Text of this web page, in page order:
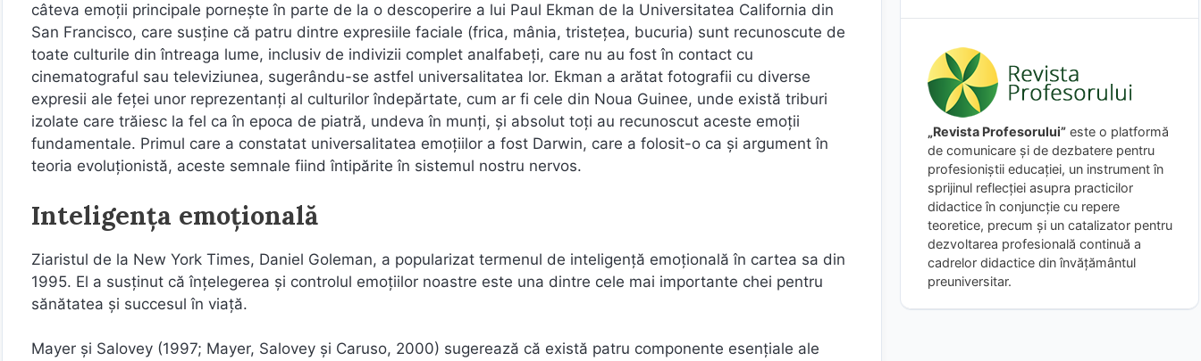
câteva emoții principale pornește în parte de la o descoperire a lui Paul Ekman de la Universitatea California din
San Francisco, care susține că patru dintre expresiile faciale (frica, mânia, tristețea, bucuria) sunt recunoscute de
toate culturile din întreaga lume, inclusiv de indivizii complet analfabeți, care nu au fost în contact cu
cinematograful sau televiziunea, sugerându-se astfel universalitatea lor. Ekman a arătat fotografii cu diverse
expresii ale feței unor reprezentanți al culturilor îndepărtate, cum ar fi cele din Noua Guinee, unde există triburi
izolate care trăiesc la fel ca în epoca de piatră, undeva în munți, și absolut toți au recunoscut aceste emoții
fundamentale. Primul care a constatat universalitatea emoțiilor a fost Darwin, care a folosit-o ca și argument în
teoria evoluționistă, aceste semnale fiind întipărite în sistemul nostru nervos.
Inteligența emoțională
Ziaristul de la New York Times, Daniel Goleman, a popularizat termenul de inteligență emoțională în cartea sa din
1995. El a susținut că înțelegerea și controlul emoțiilor noastre este una dintre cele mai importante chei pentru
sănătatea și succesul în viață.
Mayer și Salovey (1997; Mayer, Salovey și Caruso, 2000) sugerează că există patru componente esențiale ale
„Revista Profesorului” este o platformă
de comunicare și de dezbatere pentru
profesioniștii educației, un instrument în
sprijinul reflecției asupra practicilor
didactice în conjuncție cu repere
teoretice, precum și un catalizator pentru
dezvoltarea profesională continuă a
cadrelor didactice din învățământul
preuniversitar.